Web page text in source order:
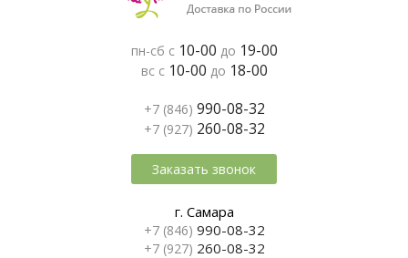
пн-сб с 10-00 до 19-00
вс с 10-00 до 18-00
+7 (846) 990-08-32
+7 (927) 260-08-32
Заказать звонок
г. Самара
+7 (846) 990-08-32
+7 (927) 260-08-32